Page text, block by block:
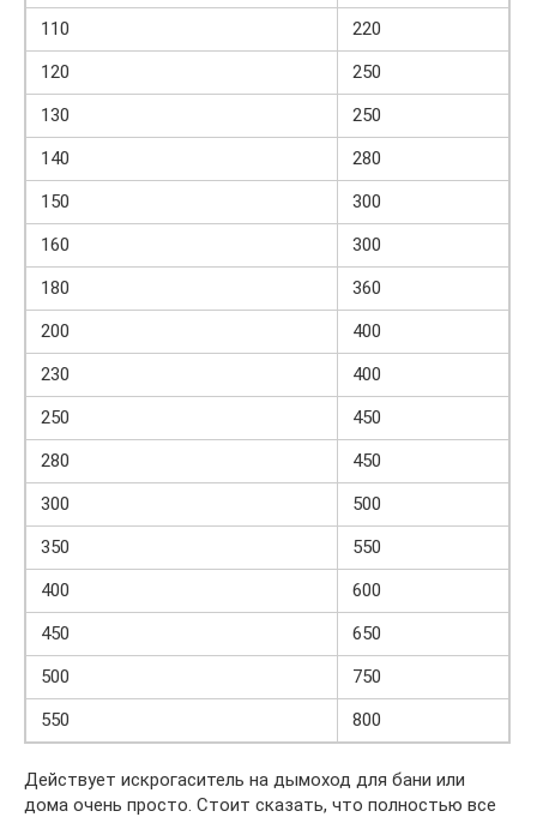
110
220
120
250
130
250
140
280
150
300
160
300
180
360
200
400
230
400
250
450
280
450
300
500
350
550
400
600
450
650
500
750
550
800
Действует искрогаситель на дымоход для бани или
дома очень просто. Стоит сказать, что полностью все